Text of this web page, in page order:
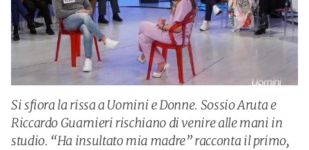
Si sfiora la rissa a Uomini e Donne. Sossio Aruta e
Riccardo Guarnieri rischiano di venire alle mani in
studio. “Ha insultato mia madre” racconta il primo,